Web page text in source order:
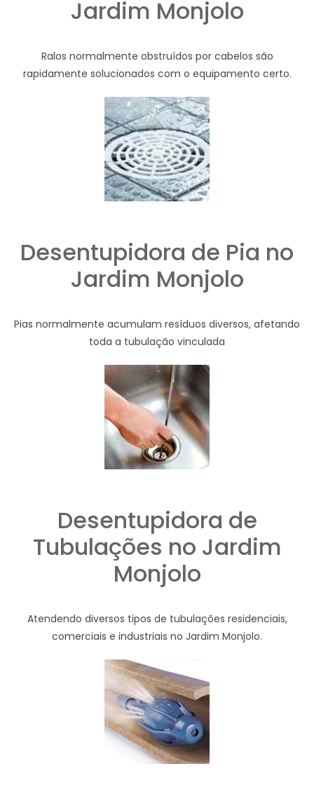
Jardim Monjolo
Ralos normalmente obstruídos por cabelos são
rapidamente solucionados com o equipamento certo.
Desentupidora de Pia no
Jardim Monjolo
Pias normalmente acumulam resíduos diversos, afetando
toda a tubulação vinculada
Desentupidora de
Tubulações no Jardim
Monjolo
Atendendo diversos tipos de tubulações residenciais,
comerciais e industriais no Jardim Monjolo.